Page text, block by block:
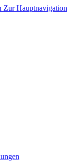
Zur Hauptnavigation